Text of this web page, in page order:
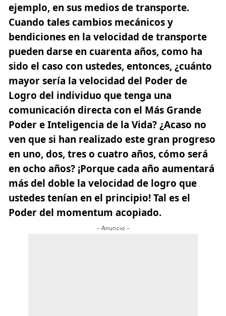
ejemplo, en sus medios de transporte.
Cuando tales cambios mecánicos y
bendiciones en la velocidad de transporte
pueden darse en cuarenta años, como ha
sido el caso con ustedes, entonces, ¿cuánto
mayor sería la velocidad del Poder de
Logro del individuo que tenga una
comunicación directa con el Más Grande
Poder e Inteligencia de la Vida? ¿Acaso no
ven que si han realizado este gran progreso
en uno, dos, tres o cuatro años, cómo será
en ocho años? ¡Porque cada año aumentará
más del doble la velocidad de logro que
ustedes tenían en el principio! Tal es el
Poder del momentum acopiado.
- Anuncio -